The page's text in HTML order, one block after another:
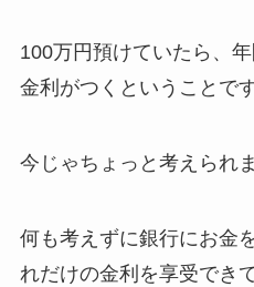
100万円預けていたら、
金利がつくということです
今じゃちょっと考えられ
何も考えずに銀行にお金
れだけの金利を享受でき